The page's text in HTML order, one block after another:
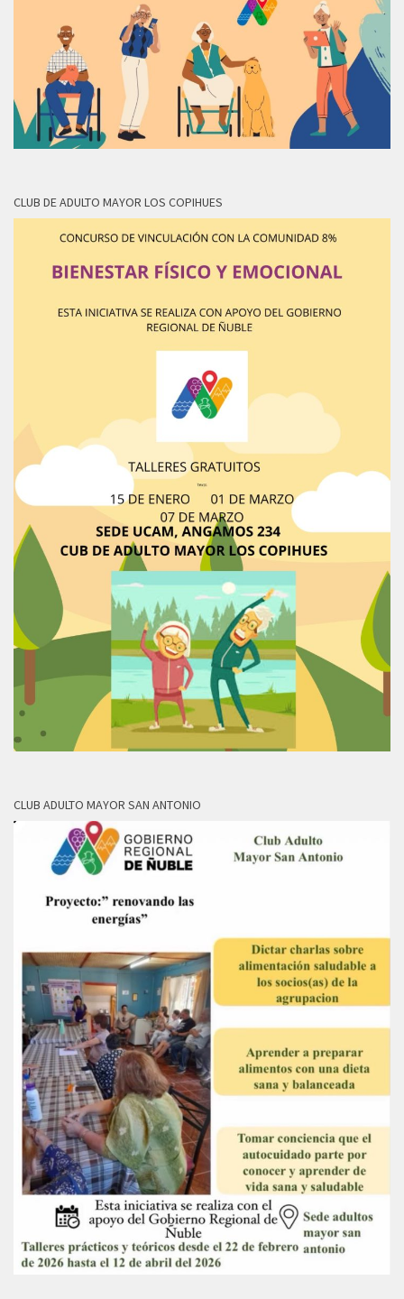
CLUB DE ADULTO MAYOR LOS COPIHUES
CLUB ADULTO MAYOR SAN ANTONIO